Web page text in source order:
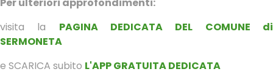
visita la PAGINA DEDICATA DEL COMUNE di
SERMONETA
e SCARICA subito L'APP GRATUITA DEDICATA